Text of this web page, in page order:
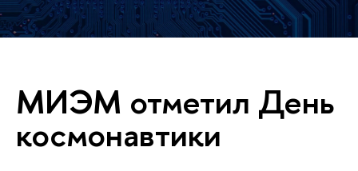
МИЭМ отметил День
космонавтики